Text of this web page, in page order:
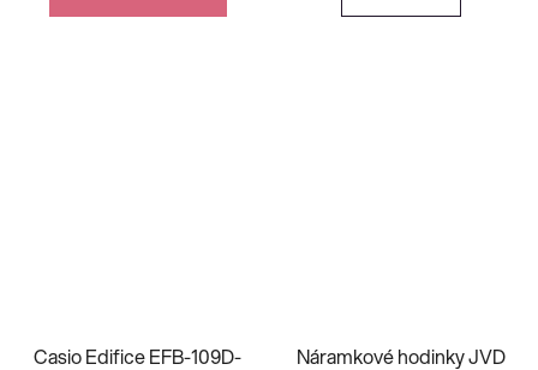
Casio Edifice EFB-109D-
Náramkové hodinky JVD